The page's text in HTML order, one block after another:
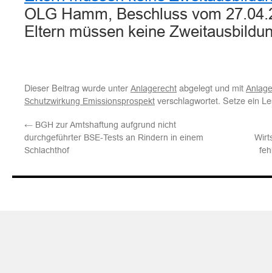
OLG Hamm, Beschluss vom
Eltern müssen keine
Dieser Beitrag wurde unter Anlagerecht abgelegt und mit
Schutzwirkung Emissionsprospekt verschlagwortet. Setze ein
← BGH zur Amtshaftung aufgrund nicht
durchgeführter BSE-Tests an Rindern in einem
Schlachthof